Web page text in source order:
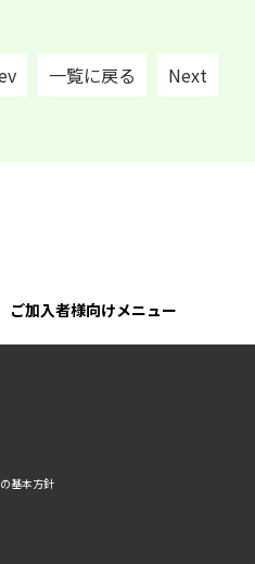
一覧に戻る Next
ご加入者様向けメニュー
基本方針